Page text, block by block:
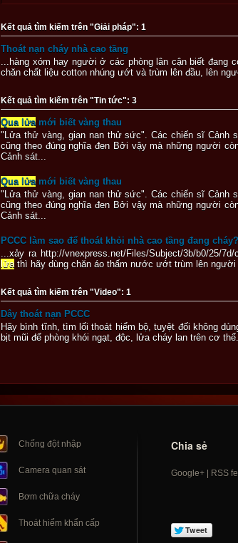
Kết quả tìm kiếm trên "Giải pháp": 1
Thoát nạn cháy nhà cao tầng
...hàng xóm hay người ở các phòng lân cận biết
chăn chất liệu cotton nhúng ướt và trùm lên đầu, lên
Kết quả tìm kiếm trên "Tin tức": 3
Qua lửa mới biết vàng thau
"Lửa thử vàng, gian nan thử sức". Các chiến sĩ Cảnh
cũng theo đúng nghĩa đen Bởi vậy mà những người
Cảnh sát...
Qua lửa mới biết vàng thau
"Lửa thử vàng, gian nan thử sức". Các chiến sĩ Cảnh
cũng theo đúng nghĩa đen Bởi vậy mà những người
Cảnh sát...
PCCC làm sao để thoát khỏi nhà cao tầng đang cháy?
...xảy ra http://vnexpress.net/Files/Subject/3b/b0/25/
lửa thì hãy dùng chăn áo thấm nước ướt trùm lên người
Kết quả tìm kiếm trên "Video": 1
Dây thoát nạn PCCC
Hãy bình tĩnh, tìm lối thoát hiểm bộ, tuyệt đối không
bịt mũi để phòng khói ngạt, độc, lửa cháy lan trên cơ
Chống đột nhập
Camera quan sát
Bơm chữa cháy
Thoát hiểm khẩn cấp
Chia sẻ
Google+| RSS